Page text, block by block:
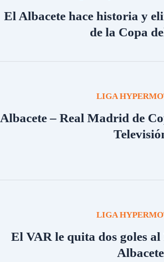
El Albacete hace historia y
de la Copa
LIGA
Albacete – Real Madrid de
LIGA
El VAR le quita dos goles
Albacete